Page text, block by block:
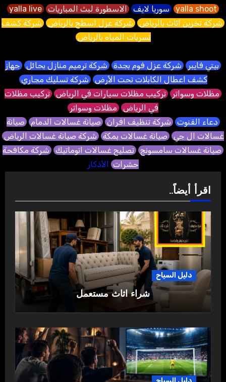
yalla shoot سوريا لايف الاسطورة لبث المباريات yalla live
شركة تخزين اثاث بالرياض شركة عزل اسطح بالرياض شركة كشف
تسربات المياه بالرياض
بيتي فايبر شركة عزل فوم بجدة شركة ترميم منازل بحائل جهاز
كشف اعطال الكابلات تحت الأرض شركة تسليك مجاري
مظلات وسواتر تركيب مظلات سيارات في الرياض تركيب مظلات
في الرياض مظلات وسواتر
دعاء القنوت شركة تنظيف افران صيانة غسالات الدمام صيانة
غسالات ال جي صيانة غسالات بمكة شركة صيانة غسالات الرياض
صيانة غسالات سامسونج تصليح غسالات اتوماتيك شركة مكافحة
حشرات الأذكار
اقرأ أيضاً..
دليل السياح
شراء اثاث مستعمل